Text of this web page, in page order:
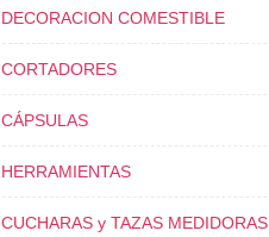
DECORACION COMESTIBLE
CORTADORES
CÁPSULAS
HERRAMIENTAS
CUCHARAS y TAZAS MEDIDORAS